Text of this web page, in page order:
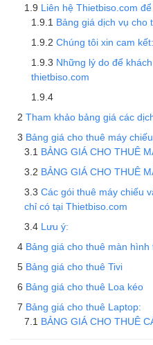
Liên hệ Thietbiso.com
Bảng giá dịch vụ cho
Chúng tôi xin cam kết:
Những lý do để
thietbiso.com
Tham khảo bảng giá các
Bảng giá cho thuê máy
BẢNG GIÁ CHO THUÊ
BẢNG GIÁ CHO THUÊ
Các gói thuê máy chiếu
chỉ có tại Thietbiso.com
Lưu ý:
Bảng giá cho thuê màn
Bảng giá cho thuê Tivi
Bảng giá cho thuê Loa kéo
Bảng giá cho thuê Laptop:
BẢNG GIÁ CHO THUÊ